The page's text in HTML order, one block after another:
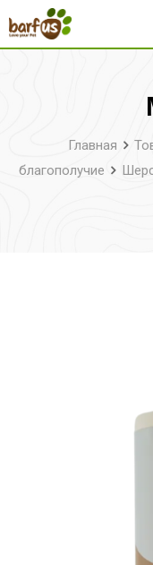
Перейти
Главная
благополучие